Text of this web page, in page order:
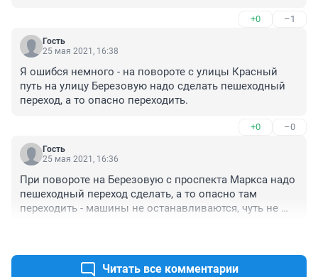
+0 –1
Гость
25 мая 2021, 16:38
Я ошибся немного - на повороте с улицы Красный
путь на улицу Березовую надо сделать пешеходный
переход, а то опасно переходить.
+0 –0
Гость
25 мая 2021, 16:36
При повороте на Березовую с проспекта Маркса надо
пешеходный переход сделать, а то опасно там
переходить - машины не останавливаются, чуть не
Читать все комментарии